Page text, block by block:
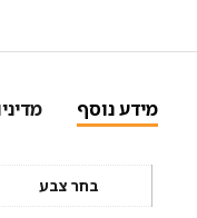
מידע נוסף
בחר צבע